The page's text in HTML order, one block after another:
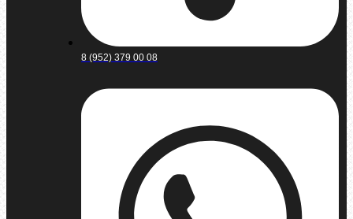
8 (952) 379 00 08